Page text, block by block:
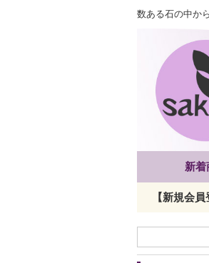
数ある石の中か
新着
【新規会員